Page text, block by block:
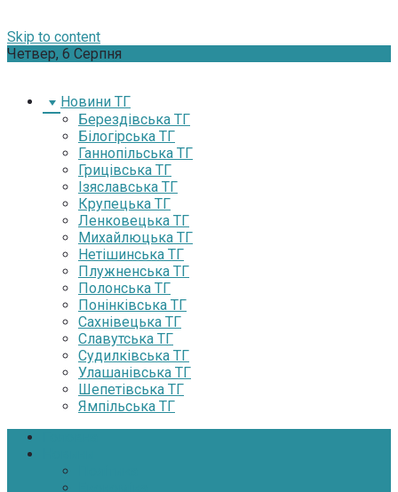
Skip to content
Четвер, 6 Серпня
Новини ТГ
Берездівська ТГ
Білогірська ТГ
Ганнопільська ТГ
Грицівська ТГ
Ізяславська ТГ
Крупецька ТГ
Ленковецька ТГ
Михайлюцька ТГ
Нетішинська ТГ
Плужненська ТГ
Полонська ТГ
Понінківська ТГ
Сахнівецька ТГ
Славутська ТГ
Судилківська ТГ
Улашанівська ТГ
Шепетівська ТГ
Ямпільська ТГ